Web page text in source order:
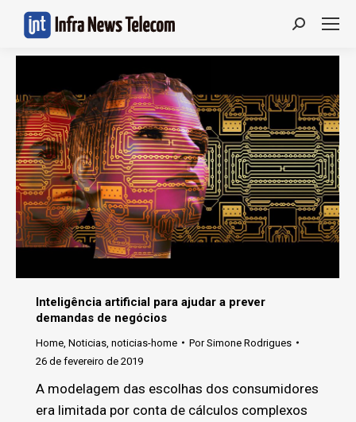
Search:
Inteligência artificial para ajudar a prever
demandas de negócios
Home Noticias noticias-home PorSimone Rodrigues
26 de fevereiro de 2019
A modelagem das escolhas dos consumidores
era limitada por conta de cálculos complexos